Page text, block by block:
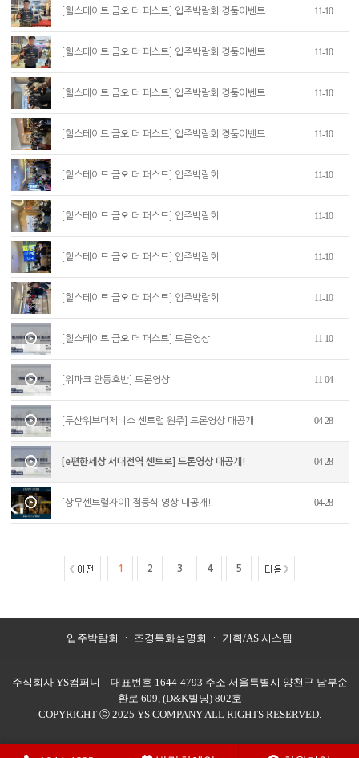
[힐스테이트 금오 더 퍼스트] 입주박람회 경품이벤트 11-10
[힐스테이트 금오 더 퍼스트] 입주박람회 경품이벤트 11-10
[힐스테이트 금오 더 퍼스트] 입주박람회 경품이벤트 11-10
[힐스테이트 금오 더 퍼스트] 입주박람회 경품이벤트 11-10
[힐스테이트 금오 더 퍼스트] 입주박람회 11-10
[힐스테이트 금오 더 퍼스트] 입주박람회 11-10
[힐스테이트 금오 더 퍼스트] 입주박람회 11-10
[힐스테이트 금오 더 퍼스트] 입주박람회 11-10
[힐스테이트 금오 더 퍼스트] 드론영상 11-10
[위파크 안동호반] 드론영상 11-04
[두산위브더제니스 센트럴 원주] 드론영상 대공개! 04-28
[e편한세상 서대전역 센트로] 드론영상 대공개! 04-28
[상무센트럴자이] 점등식 영상 대공개! 04-28
1 2 3 4 5
입주박람회 ㆍ 조경특화설명회 ㆍ 기획/AS 시스템
주식회사 YS컴퍼니 대표번호 1644-4793 주소 서울특별시 양천구 남부순
환로 609, (D&K빌딩) 802호
COPYRIGHT ⓒ 2025 YS COMPANY ALL RIGHTS RESERVED.